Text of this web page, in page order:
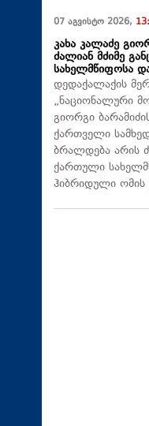
07 აგვისტო 2026,
კახა კალაძე
ძალიან მძიმე
სახელმწიფოსა
დედაქალაქის
„ნაციონალური
გიორგი
ქართველი
ბრალდება არის
ქართული
ჰიბრიდული ომის